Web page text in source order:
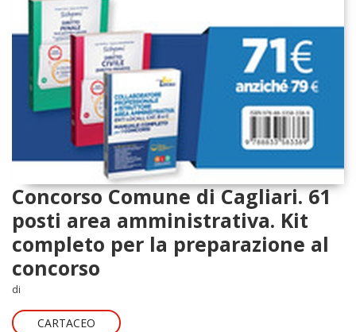
Concorso Comune di Cagliari. 61
posti area amministrativa. Kit
completo per la preparazione al
concorso
di
CARTACEO